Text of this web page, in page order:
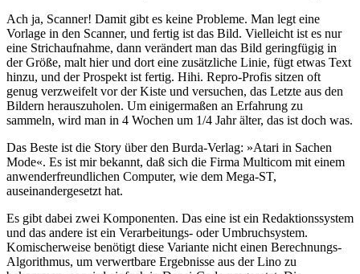
Ach ja, Scanner! Damit gibt es keine Probleme. Man legt eine
Vorlage in den Scanner, und fertig ist das Bild. Vielleicht ist es nur
eine Strichaufnahme, dann verändert man das Bild geringfügig in
der Größe, malt hier und dort eine zusätzliche Linie, fügt etwas Text
hinzu, und der Prospekt ist fertig. Hihi. Repro-Profis sitzen oft
genug verzweifelt vor der Kiste und versuchen, das Letzte aus den
Bildern herauszuholen. Um einigermaßen an Erfahrung zu
sammeln, wird man in 4 Wochen um 1/4 Jahr älter, das ist doch was.
Das Beste ist die Story über den Burda-Verlag: »Atari in Sachen
Mode«. Es ist mir bekannt, daß sich die Firma Multicom mit einem
anwenderfreundlichen Computer, wie dem Mega-ST,
auseinandergesetzt hat.
Es gibt dabei zwei Komponenten. Das eine ist ein Redaktionssystem
und das andere ist ein Verarbeitungs- oder Umbruchsystem.
Komischerweise benötigt diese Variante nicht einen Berechnungs-
Algorithmus, um verwertbare Ergebnisse aus der Lino zu